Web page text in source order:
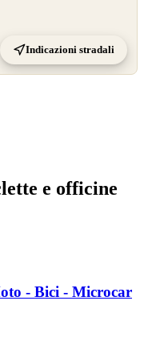
Indicazioni stradali
e officine
- Bici - Microcar